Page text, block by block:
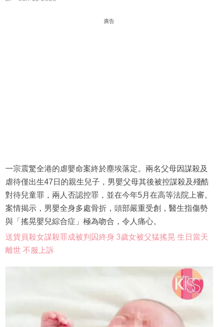
廣告
一宗震驚全港的虐嬰命案終於塵埃落定。兩名父母因謀殺及
虐待僅出生47日的親生兒子，男嬰父母其後被控謀殺及殘酷
對待兒童罪，兩人否認控罪，並在今年5月在高等法院上審。
案情揭示，男嬰全身多處骨折，頭部嚴重受創，醫生指傷勢
與「搖晃嬰兒綜合症」極為吻合，令人痛心。
送貨員殺女謀殺罪成被判囚終身 3歲女被父猛搖晃 生日當天
離世 不服上訴